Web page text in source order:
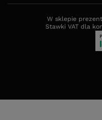
W sklepie
Stawki VAT dla